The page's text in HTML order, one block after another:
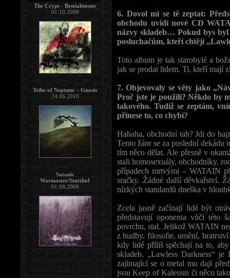
6. Dovol mi se tě zeptat:
obchodu uvidí nové CD
názvy skladeb… Pokud bys byl
posluchačům, kteří chtějí
Toto album je tak starobylé a
jak se prodat lidem. Ti, kteří mají
7. Objevovaly se věty jako
Proč jste je použili? Někdo by
takového. Tudíž se zeptám,
přinese to, co chybí?
Hahaha, obchodní tah? Jdi do
Tento žánr se za poslední dekádu
tím něco dělat. Ale přesně v
stali homosexuály, obchodníky,
případech mrtvými – WATAIN
sračky. Žádné další děvkařství.
nízkých standardů dneška v
Zcela jasně začínají lidé být
představují oponenta vůči této
povrchu, stal. Jelikož WATAIN
z hudby, filosofie, umění,
kdy lidé příliš spěchají na to, aby
skladeb. „Lawless Darkness“
zajímající se o metal mu dají
jsou Keep of Kalessin či něco
The Crypt - Bestialmente
01.10.2008
Tribe of Neptune – Gnosis
24.06.2010
Satanic
Warmaster/Stutthof
01.08.2006